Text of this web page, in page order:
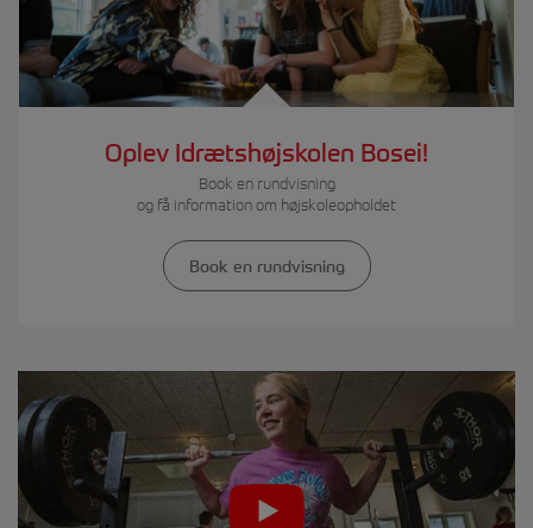
Oplev Idrætshøjskolen Bosei!
Book en rundvisning
og få information om højskoleopholdet
Book en rundvisning